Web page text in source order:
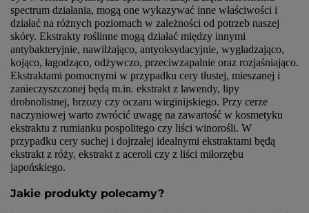
spectrum działania, mogą one wykazywać inne właściwości i
działać na różnych poziomach w zależności od potrzeb naszej
skóry. Ekstrakty roślinne mogą działać między innymi
antybakteryjnie, nawilżająco, antyoksydacyjnie, wygładzająco,
kojąco, łagodząco, odżywczo, przeciwzapalnie oraz rozjaśniająco.
Ekstraktami pomocnymi w przypadku cery tłustej, mieszanej i
zanieczyszczonej będą m.in. ekstrakt z lawendy, lipy
drobnolistnej, brzozy czy oczaru wirginijskiego. Przy cerze
naczyniowej warto zwrócić uwagę na zawartość w kosmetyku
ekstraktu z rumianku pospolitego czy liści winorośli. W
przypadku cery suchej i dojrzałej idealnymi ekstraktami będą
ekstrakt z róży, ekstrakt z aceroli czy z liści miłorzębu
japońskiego.
Jakie produkty polecamy?